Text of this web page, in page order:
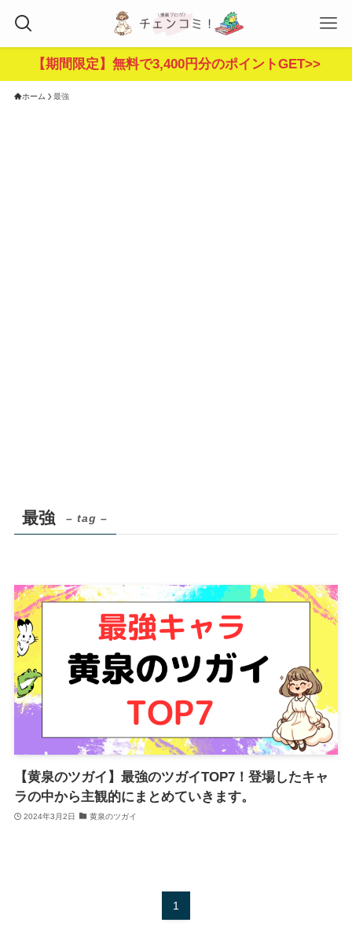
【期間限定】無料で3,400円分のポイントGET>>
ホーム 最強
最強 – tag –
【黄泉のツガイ】最強のツガイTOP7！登場したキャ
ラの中から主観的にまとめていきます。
2024年3月2日 黄泉のツガイ
1